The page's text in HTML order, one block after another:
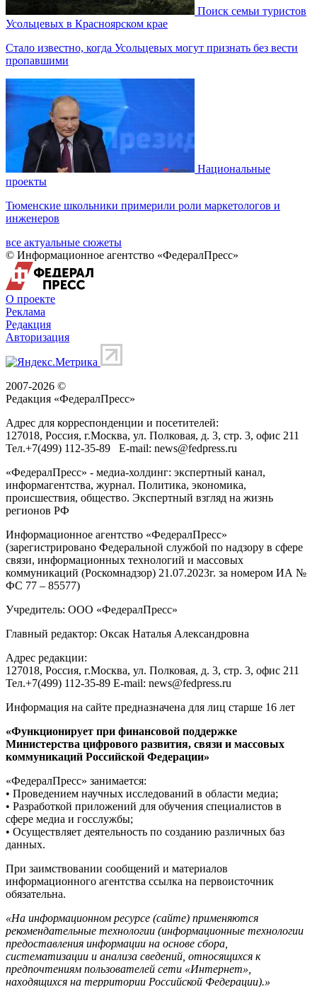
Поиск семьи туристов
Усольцевых в Красноярском крае
Стало известно, когда Усольцевых могут признать без вести
пропавшими
Национальные
проекты
Тюменские школьники примерили роли маркетологов и
инженеров
все актуальные сюжеты
© Информационное агентство «ФедералПресс»
О проекте
Реклама
Редакция
Авторизация
2007-2026 ©
Редакция «ФедералПресс»
Адрес для корреспонденции и посетителей:
127018, Россия, г.Москва, ул. Полковая, д. 3, стр. 3, офис 211
Тел.+7(499) 112-35-89 E-mail: news@fedpress.ru
«ФедералПресс» - медиа-холдинг: экспертный канал,
информагентства, журнал. Политика, экономика,
происшествия, общество. Экспертный взгляд на жизнь
регионов РФ
Информационное агентство «ФедералПресс»
(зарегистрировано Федеральной службой по надзору в сфере
связи, информационных технологий и массовых
коммуникаций (Роскомнадзор) 21.07.2023г. за номером ИА №
ФС 77 – 85577)
Учредитель: ООО «ФедералПресс»
Главный редактор: Оксак Наталья Александровна
Адрес редакции:
127018, Россия, г.Москва, ул. Полковая, д. 3, стр. 3, офис 211
Тел.+7(499) 112-35-89 E-mail: news@fedpress.ru
Информация на сайте предназначена для лиц старше 16 лет
«Функционирует при финансовой поддержке
Министерства цифрового развития, связи и массовых
коммуникаций Российской Федерации»
«ФедералПресс» занимается:
• Проведением научных исследований в области медиа;
• Разработкой приложений для обучения специалистов в
сфере медиа и госслужбы;
• Осуществляет деятельность по созданию различных баз
данных.
При заимствовании сообщений и материалов
информационного агентства ссылка на первоисточник
обязательна.
«На информационном ресурсе (сайте) применяются
рекомендательные технологии (информационные технологии
предоставления информации на основе сбора,
систематизации и анализа сведений, относящихся к
предпочтениям пользователей сети «Интернет»,
находящихся на территории Российской Федерации).»